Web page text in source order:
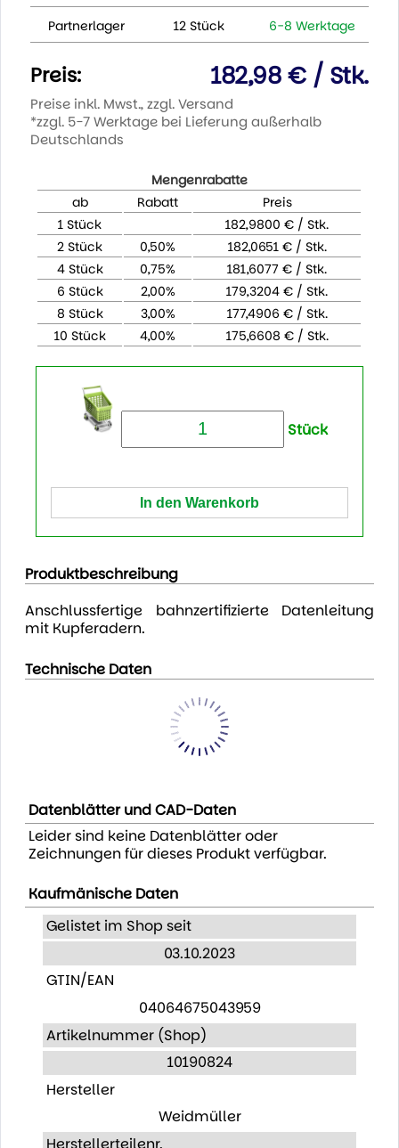
Partnerlager 12 Stück 6-8 Werktage
Preis: 182,98 € / Stk.
Preise inkl. Mwst., zzgl. Versand
*zzgl. 5-7 Werktage bei Lieferung außerhalb
Deutschlands
Mengenrabatte
ab
Rabatt
Preis
1 Stück
182,9800 € / Stk.
2 Stück
0,50%
182,0651 € / Stk.
4 Stück
0,75%
181,6077 € / Stk.
6 Stück
2,00%
179,3204 € / Stk.
8 Stück
3,00%
177,4906 € / Stk.
10 Stück
4,00% 175,6608 € / Stk.
Stück
Produktbeschreibung
Anschlussfertige bahnzertifizierte Datenleitung
mit Kupferadern.
Technische Daten
Datenblätter und CAD-Daten
Leider sind keine Datenblätter oder
Zeichnungen für dieses Produkt verfügbar.
Kaufmänische Daten
Gelistet im Shop seit
03.10.2023
GTIN/EAN
04064675043959
Artikelnummer (Shop)
10190824
Hersteller
Weidmüller
Herstellerteilenr.